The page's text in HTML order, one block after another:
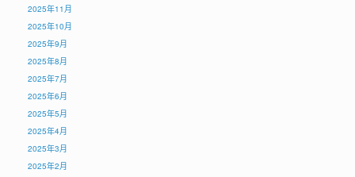
2025年11月
2025年10月
2025年9月
2025年8月
2025年7月
2025年6月
2025年5月
2025年4月
2025年3月
2025年2月